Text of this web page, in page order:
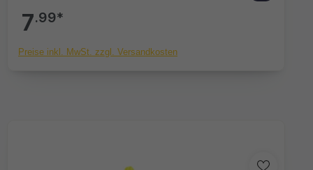
7.99*
Preise inkl. MwSt. zzgl. Versandkosten